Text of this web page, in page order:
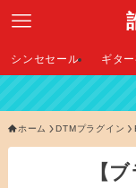
シンセセール ギタ
ホーム DTMプラグイン
【